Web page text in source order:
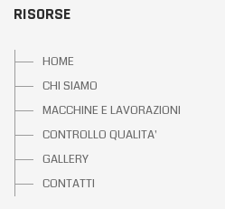
RISORSE
HOME
CHI SIAMO
MACCHINE E LAVORAZIONI
CONTROLLO QUALITA'
GALLERY
CONTATTI